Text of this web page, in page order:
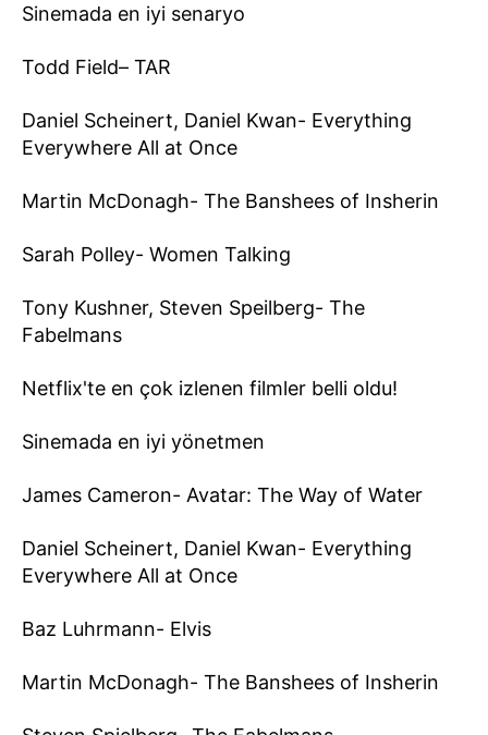
Sinemada en iyi senaryo
Todd Field– TAR
Daniel Scheinert, Daniel Kwan- Everything
Everywhere All at Once
Martin McDonagh- The Banshees of Insherin
Sarah Polley- Women Talking
Tony Kushner, Steven Speilberg- The
Fabelmans
Netflix'te en çok izlenen filmler belli oldu!
Sinemada en iyi yönetmen
James Cameron- Avatar: The Way of Water
Daniel Scheinert, Daniel Kwan- Everything
Everywhere All at Once
Baz Luhrmann- Elvis
Martin McDonagh- The Banshees of Insherin